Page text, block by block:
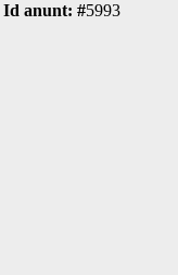
Id anunt: #5993